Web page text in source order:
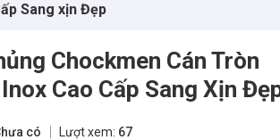
Sang xịn Đẹp
Chockmen Cán Tròn
Cao Cấp Sang Xịn
có Lượt xem: 67